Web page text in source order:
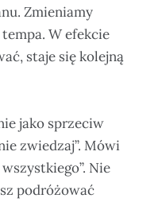
Zmieniamy
W efekcie
staje się kolejną
jako sprzeciw
zwiedzaj”. Mówi
Nie
podróżować